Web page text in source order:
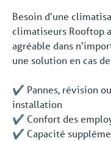
Besoin d'une
climatiseurs Rooftop
agréable dans
une solution en cas
✔️ Pannes, révision
installation
✔️ Confort des
✔️ Capacité